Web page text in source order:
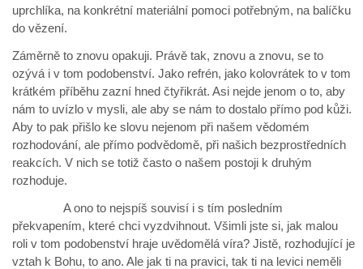
uprchlíka, na konkrétní materiální pomoci potřebným, na balíčku
do vězení.
Záměrně to znovu opakuji. Právě tak, znovu a znovu, se to
ozývá i v tom podobenství. Jako refrén, jako kolovrátek to v tom
krátkém příběhu zazní hned čtyřikrát. Asi nejde jenom o to, aby
nám to uvízlo v mysli, ale aby se nám to dostalo přímo pod kůži.
Aby to pak přišlo ke slovu nejenom při našem vědomém
rozhodování, ale přímo podvědomě, při našich bezprostředních
reakcích. V nich se totiž často o našem postoji k druhým
rozhoduje.
A ono to nejspíš souvisí i s tím posledním
překvapením, které chci vyzdvihnout. Všimli jste si, jak malou
roli v tom podobenství hraje uvědomělá víra? Jistě, rozhodující je
vztah k Bohu, to ano. Ale jak ti na pravici, tak ti na levici neměli